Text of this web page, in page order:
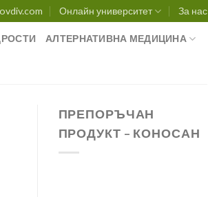
Онлайн университет За нас
АЛТЕРНАТИВНА МЕДИЦИНА
ПРЕПОРЪЧАН
ПРОДУКТ – КОНОСАН